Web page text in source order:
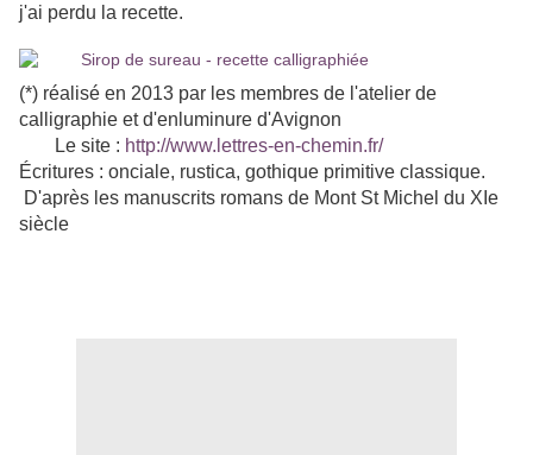
j'ai perdu la recette.
(*) réalisé en 2013 par les membres de l'atelier de
calligraphie et d'enluminure d'Avignon
Le site : http://www.lettres-en-chemin.fr/
Écritures : onciale, rustica, gothique primitive classique.
D'après les manuscrits romans de Mont St Michel du XIe
siècle